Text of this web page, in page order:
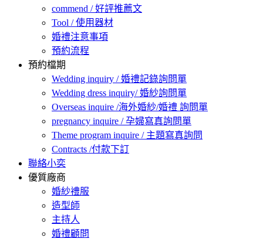
commend / 好評推薦文
Tool / 使用器材
婚禮注意事項
預約流程
預約檔期
Wedding inquiry / 婚禮記錄詢問單
Wedding dress inquiry/ 婚紗詢問單
Overseas inquire /海外婚紗/婚禮 詢問單
pregnancy inquire / 孕婦寫真詢問單
Theme program inquire / 主題寫真詢問
Contracts /付款下訂
聯絡小奕
優質廠商
婚紗禮服
造型師
主持人
婚禮顧問